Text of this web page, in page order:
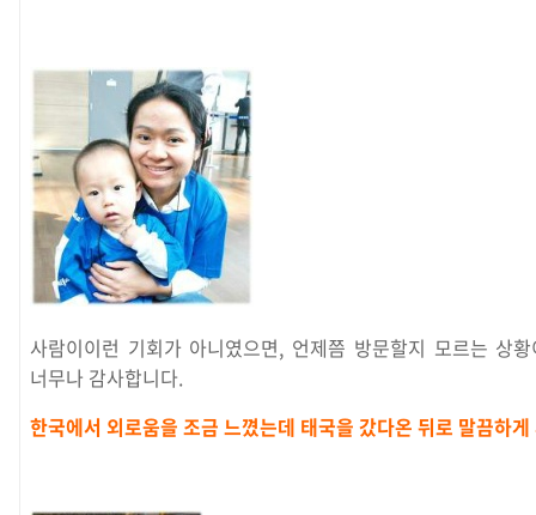
사람이이런 기회가 아니였으면, 언제쯤 방문할지 모르는 상
너무나 감사합니다.
한국에서 외로움을 조금 느꼈는데 태국을 갔다온 뒤로 말끔하